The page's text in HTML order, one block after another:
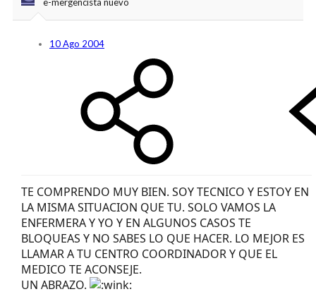
e-mergencista nuevo
10 Ago 2004
TE COMPRENDO MUY BIEN. SOY TECNICO Y ESTOY EN
LA MISMA SITUACION QUE TU. SOLO VAMOS LA
ENFERMERA Y YO Y EN ALGUNOS CASOS TE
BLOQUEAS Y NO SABES LO QUE HACER. LO MEJOR ES
LLAMAR A TU CENTRO COORDINADOR Y QUE EL
MEDICO TE ACONSEJE.
UN ABRAZO.